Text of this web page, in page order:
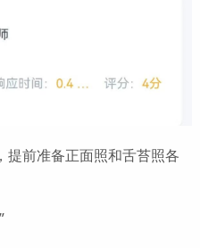
前准备正面照和舌苔照各